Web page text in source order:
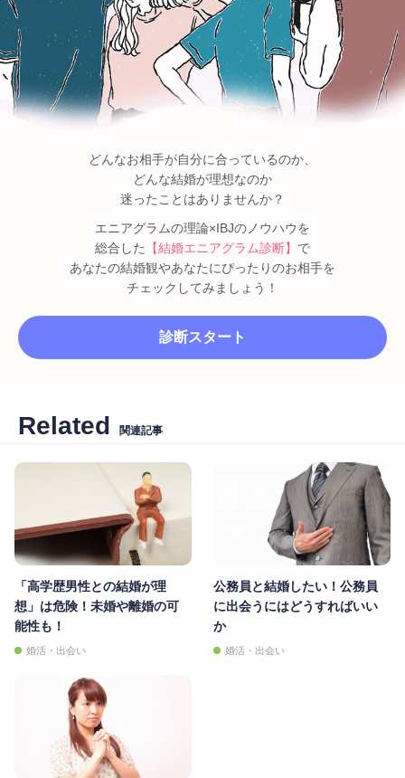
どんなお相手が自分に合っているのか、
どんな結婚が理想なのか
迷ったことはありませんか？
エニアグラムの理論×IBJのノウハウを
総合した
【結婚エニアグラム診断】 で
あなたの結婚観やあなたにぴったりのお相手を
チェックしてみましょう！
診断スタート
Related 関連記事
「高学歴男性との結婚が理
想」は危険！未婚や離婚の可
能性も！
婚活・出会い
公務員と結婚したい！公務員
に出会うにはどうすればいい
か
婚活・出会い